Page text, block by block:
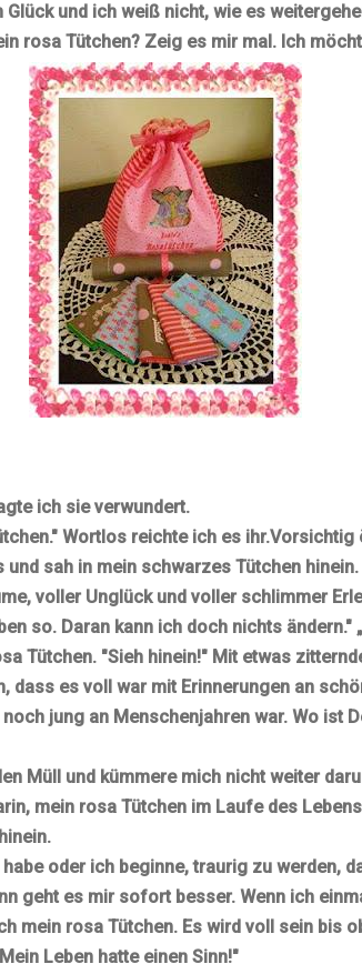
und ich weiß nicht, wie es
rosa Tütchen? Zeig es mir mal. Ich
ich sie verwundert.
." Wortlos reichte ich es ihr.Vorsichtig
sah in mein schwarzes Tütchen
voller Unglück und voller schlimmer
so. Daran kann ich doch nichts ändern."
Tütchen. "Sieh hinein!" Mit etwas
dass es voll war mit Erinnerungen an
jung an Menschenjahren war. Wo ist
Müll und kümmere mich nicht weiter
mein rosa Tütchen im Laufe des
oder ich beginne, traurig zu werden,
geht es mir sofort besser. Wenn ich
mein rosa Tütchen. Es wird voll sein bis
Leben hatte einen Sinn!"